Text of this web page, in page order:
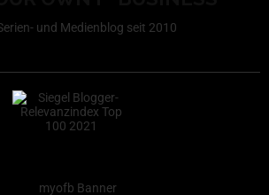
und Medienblog seit 2010